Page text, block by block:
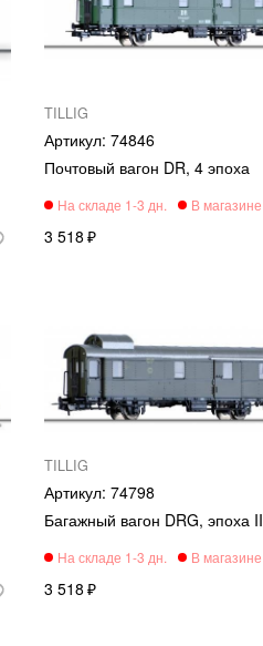
TILLIG
74846
Почтовый вагон DR, 4 эпоха
3 518
TILLIG
74798
Багажный вагон DRG, эпоха II
3 518